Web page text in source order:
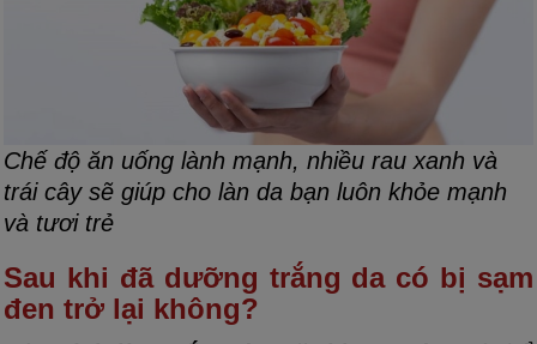
Chế độ ăn uống lành mạnh, nhiều rau xanh và
trái cây sẽ giúp cho làn da bạn luôn khỏe mạnh
và tươi trẻ
Sau khi đã dưỡng trắng da có bị sạm
đen trở lại không?